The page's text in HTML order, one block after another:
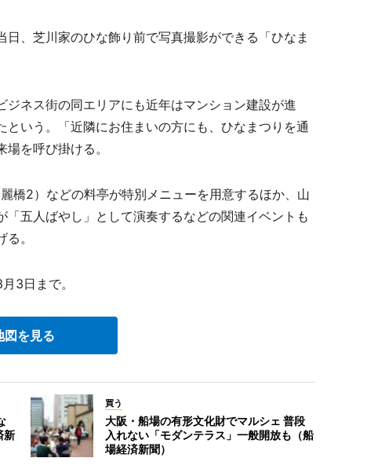
、芝川家のひな飾り前で写真撮影ができる「ひなま
ネス街の同エリアにも近年はマンション建設が進
いう。「近隣にお住まいの方にも、ひなまつりを通
を呼び掛ける。
橋2）などの料亭が特別メニューを用意するほか、山
五人ばやし」として演奏するなどの関連イベントも
。
3日まで。
図を見る
新
買う
大阪・船場の有形文化財でマルシェ 普段
入れない「モダンテラス」一般開放も（船
場経済新聞）